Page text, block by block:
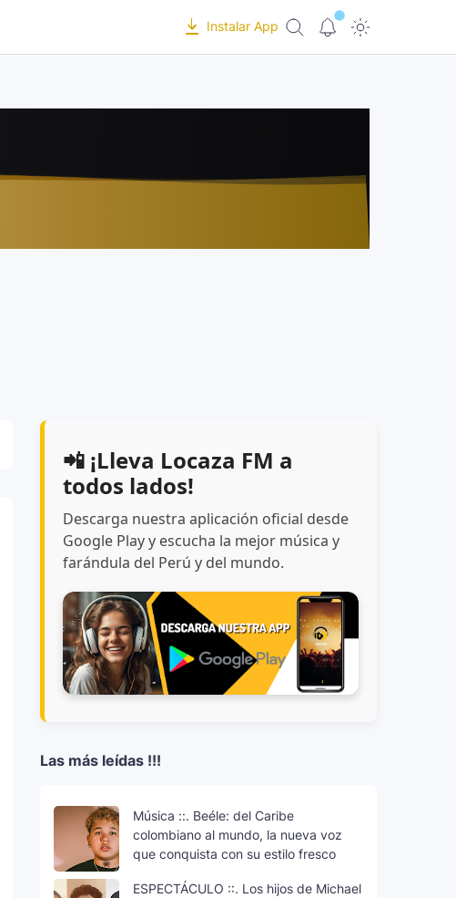
Instalar App
📲 ¡Lleva Locaza FM a
todos lados!
Descarga nuestra aplicación oficial desde
Google Play y escucha la mejor música y
farándula del Perú y del mundo.
Las más leídas !!!
Música ::. Beéle: del Caribe
colombiano al mundo, la nueva voz
que conquista con su estilo fresco
ESPECTÁCULO ::. Los hijos de Michael